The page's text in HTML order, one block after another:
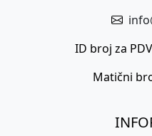
ID broj za
Matični